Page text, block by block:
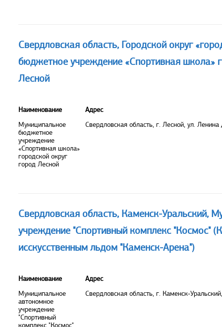
Свердловская область, Городской округ
бюджетное учреждение «Спортивная школа»
Лесной
Наименование
Муниципальное
бюджетное
учреждение
«Спортивная школа»
городской округ
город Лесной
Адрес
Свердловская область, г. Лесной, ул.
Свердловская область, Каменск-Уральский,
учреждение "Спортивный комплекс "Космос"
исскусственным льдом "Каменск-Арена")
Наименование
Муниципальное
автономное
учреждение
"Спортивный
комплекс "Космос"
Адрес
Свердловская область, г. Каменск-